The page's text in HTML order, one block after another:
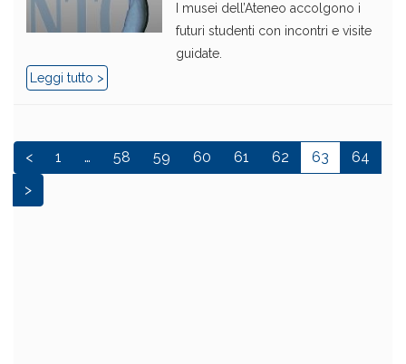
I musei dell’Ateneo accolgono i
futuri studenti con incontri e visite
guidate.
Leggi tutto >
< 1 … 58 59 60 61 62 63
64
>